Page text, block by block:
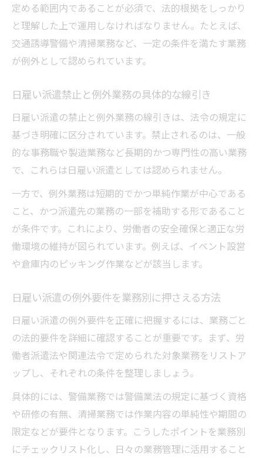
定める範囲内であることが必須で、法的根拠をしっかり
と理解した上で運用しなければなりません。たとえば、
交通誘導警備や清掃業務など、一定の条件を満たす業務
が例外として認められています。
日雇い派遣禁止と例外業務の具体的な線引き
日雇い派遣の禁止と例外業務の線引きは、法令の規定に
基づき明確に区分されています。禁止されるのは、一般
的な事務職や製造業務など長期的かつ専門性の高い業務
で、これらは日雇い派遣としては認められません。
一方で、例外業務は短期的でかつ単純作業が中心である
こと、かつ派遣先の業務の一部を補助する形であること
が条件です。これにより、労働者の安全確保と適正な労
働環境の維持が図られています。例えば、イベント設営
や倉庫内のピッキング作業などが該当します。
日雇い派遣の例外要件を業務別に押さえる方法
日雇い派遣の例外要件を正確に把握するには、業務ごと
の法的要件を詳細に確認することが重要です。まず、労
働者派遣法や関連法令で定められた対象業務をリストア
ップし、それぞれの条件を整理しましょう。
具体的には、警備業務では警備業法の規定に基づく資格
や研修の有無、清掃業務では作業内容の単純性や期間の
限定などが要件となります。こうしたポイントを業務別
にチェックリスト化し、日々の業務管理に活用すること